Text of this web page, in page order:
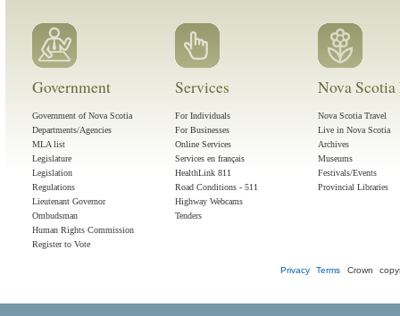
Government
Government of Nova Scotia
Departments/Agencies
MLA list
Legislature
Legislation
Regulations
Lieutenant Governor
Ombudsman
Human Rights Commission
Register to Vote
Services
For Individuals
For Businesses
Online Services
Services en français
HealthLink 811
Road Conditions - 511
Highway Webcams
Tenders
Nova
Nova Scotia Travel
Live in Nova Scotia
Archives
Museums
Festivals/Events
Provincial Libraries
Privacy Terms Crown